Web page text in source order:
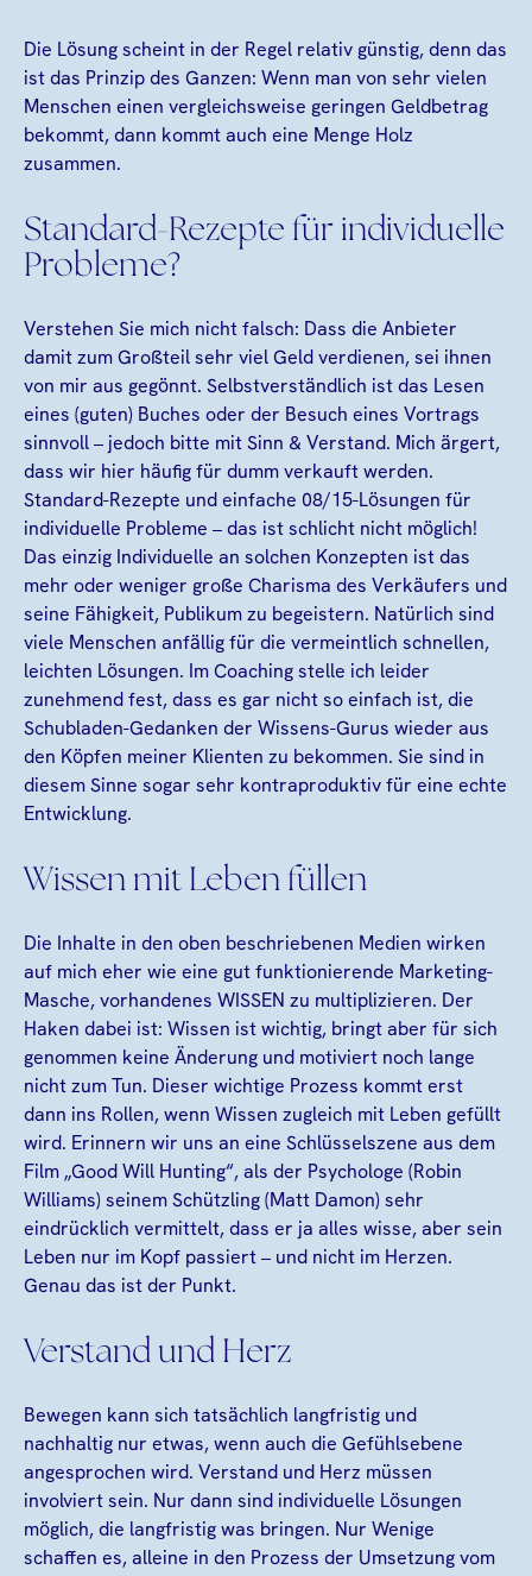
Die Lösung scheint in der Regel relativ günstig, denn das
ist das Prinzip des Ganzen: Wenn man von sehr vielen
Menschen einen vergleichsweise geringen Geldbetrag
bekommt, dann kommt auch eine Menge Holz
zusammen.
Standard-Rezepte für individuelle
Probleme?
Verstehen Sie mich nicht falsch: Dass die Anbieter
damit zum Großteil sehr viel Geld verdienen, sei ihnen
von mir aus gegönnt. Selbstverständlich ist das Lesen
eines (guten) Buches oder der Besuch eines Vortrags
sinnvoll – jedoch bitte mit Sinn & Verstand. Mich ärgert,
dass wir hier häufig für dumm verkauft werden.
Standard-Rezepte und einfache 08/15-Lösungen für
individuelle Probleme – das ist schlicht nicht möglich!
Das einzig Individuelle an solchen Konzepten ist das
mehr oder weniger große Charisma des Verkäufers und
seine Fähigkeit, Publikum zu begeistern. Natürlich sind
viele Menschen anfällig für die vermeintlich schnellen,
leichten Lösungen. Im Coaching stelle ich leider
zunehmend fest, dass es gar nicht so einfach ist, die
Schubladen-Gedanken der Wissens-Gurus wieder aus
den Köpfen meiner Klienten zu bekommen. Sie sind in
diesem Sinne sogar sehr kontraproduktiv für eine echte
Entwicklung.
Wissen mit Leben füllen
Die Inhalte in den oben beschriebenen Medien wirken
auf mich eher wie eine gut funktionierende Marketing-
Masche, vorhandenes WISSEN zu multiplizieren. Der
Haken dabei ist: Wissen ist wichtig, bringt aber für sich
genommen keine Änderung und motiviert noch lange
nicht zum Tun. Dieser wichtige Prozess kommt erst
dann ins Rollen, wenn Wissen zugleich mit Leben gefüllt
wird. Erinnern wir uns an eine Schlüsselszene aus dem
Film „Good Will Hunting“, als der Psychologe (Robin
Williams) seinem Schützling (Matt Damon) sehr
eindrücklich vermittelt, dass er ja alles wisse, aber sein
Leben nur im Kopf passiert – und nicht im Herzen.
Genau das ist der Punkt.
Verstand und Herz
Bewegen kann sich tatsächlich langfristig und
nachhaltig nur etwas, wenn auch die Gefühlsebene
angesprochen wird. Verstand und Herz müssen
involviert sein. Nur dann sind individuelle Lösungen
möglich, die langfristig was bringen. Nur Wenige
schaffen es, alleine in den Prozess der Umsetzung vom